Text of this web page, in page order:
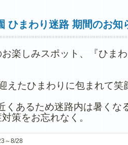
ひまわり迷路 期間のお知
楽しみスポット、『ひま
えたひまわりに包まれて笑
くあるため迷路内は暑くな
策をお忘れなく。
～8/28